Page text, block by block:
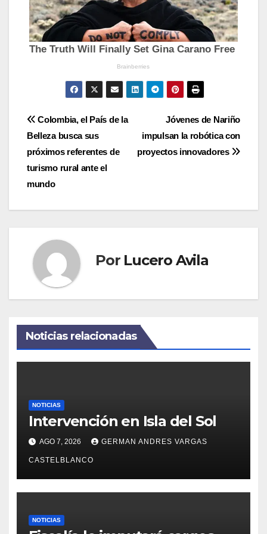
Navegación
de
entradas
Jóvenes de Nariño
impulsan la robótica con
proyectos innovadores
Colombia, el País de la
Belleza busca sus
próximos referentes de
turismo rural ante el
mundo
Por Lucero Avila
Noticias relacionadas
NOTICIAS
Intervención en Isla del Sol
AGO 7, 2026 GERMAN ANDRES VARGAS
CASTELBLANCO
NOTICIAS